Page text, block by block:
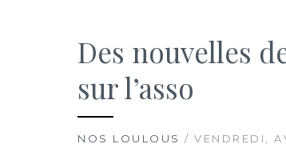
Des nouvelles
sur l’asso
NOS LOULOUS / VENDREDI,